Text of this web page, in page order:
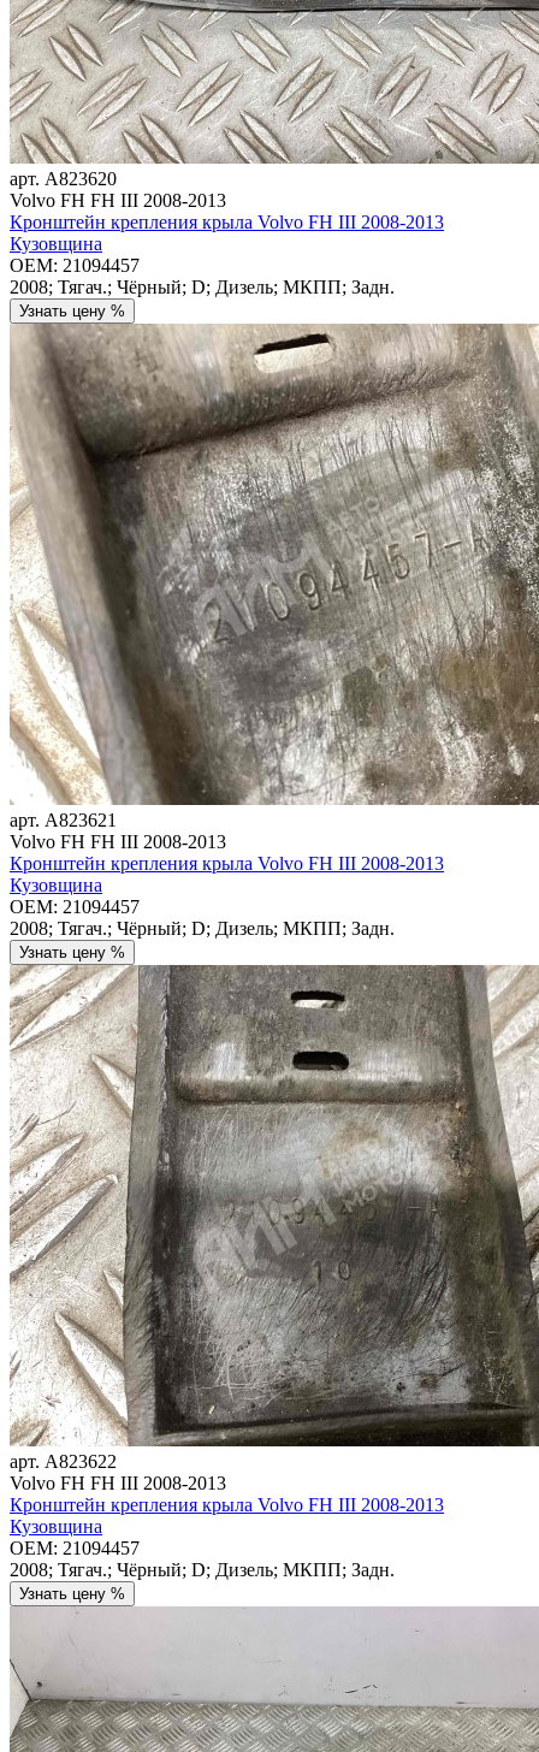
арт. A823620
Volvo FH FH III 2008-2013
Кронштейн крепления крыла Volvo FH III 2008-2013
Кузовщина
OEM: 21094457
2008; Тягач.; Чёрный; D; Дизель; МКПП; Задн.
Узнать цену %
арт. A823621
Volvo FH FH III 2008-2013
Кронштейн крепления крыла Volvo FH III 2008-2013
Кузовщина
OEM: 21094457
2008; Тягач.; Чёрный; D; Дизель; МКПП; Задн.
Узнать цену %
арт. A823622
Volvo FH FH III 2008-2013
Кронштейн крепления крыла Volvo FH III 2008-2013
Кузовщина
OEM: 21094457
2008; Тягач.; Чёрный; D; Дизель; МКПП; Задн.
Узнать цену %